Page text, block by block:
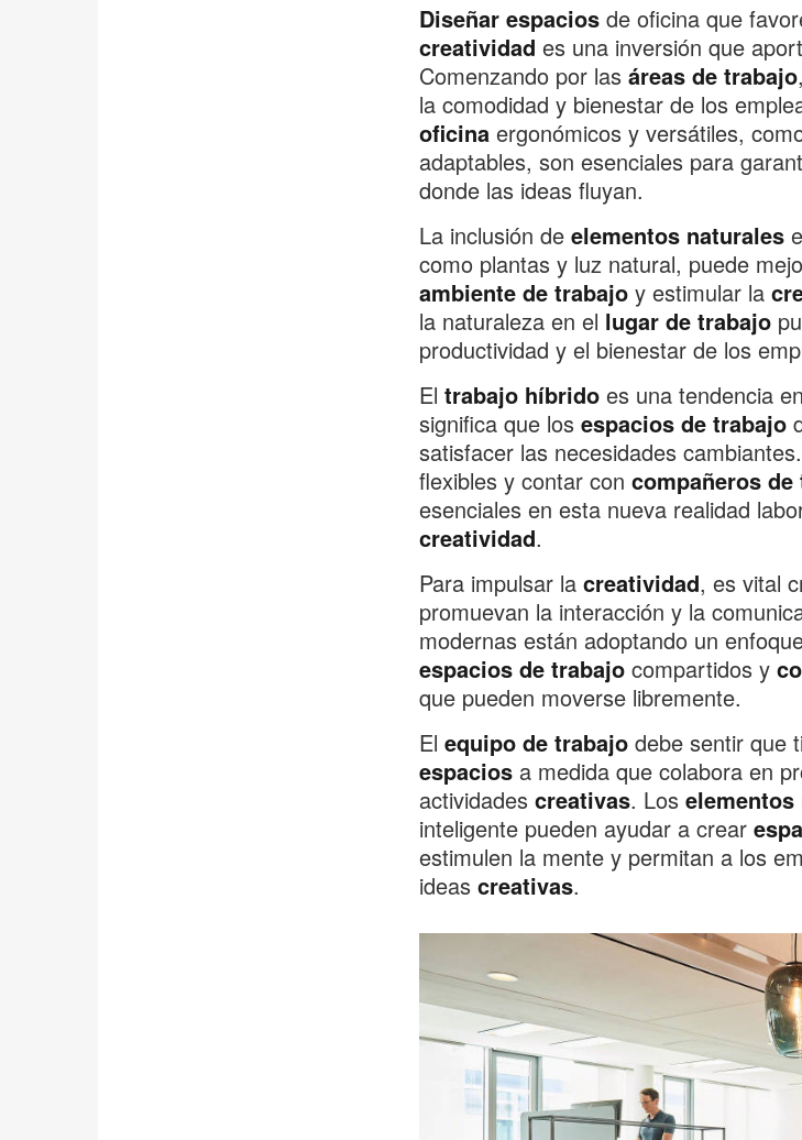
Diseñar espaciosde oficina que
creatividad es una inversión que
Comenzando por las áreas de trabajo
la comodidad y bienestar de los
oficina ergonómicos y versátiles,
adaptables, son esenciales para
donde las ideas fluyan.
La inclusión de elementos naturales
como plantas y luz natural, puede
ambiente de trabajoy estimular la
la naturaleza en el lugar de trabajo
productividad y el bienestar de los
El trabajo híbridoes una tendencia
significa que los espacios de trabajo
satisfacer las necesidades
flexibles y contar con compañeros de
esenciales en esta nueva realidad
creatividad.
Para impulsar la creatividad, es vital
promuevan la interacción y la
modernas están adoptando un
espacios de trabajo compartidos y
que pueden moverse libremente.
El equipo de trabajodebe sentir que
espaciosa medida que colabora en
actividades creativas. Los
inteligente pueden ayudar a crear
estimulen la mente y permitan a los
ideas creativas.